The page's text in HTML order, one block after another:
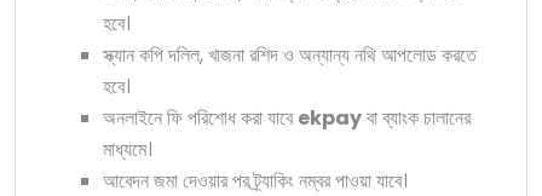
হবে।
স্ক্যান কপি দলিল, খাজনা রশিদ ও অন্যান্য নথি আপলোড করতে
হবে।
অনলাইনে ফি পরিশোধ করা যাবেekpayবা ব্যাংক চালানের
মাধ্যমে।
আবেদন জমা দেওয়ার পর ট্র্যাকিং নম্বর পাওয়া যাবে।